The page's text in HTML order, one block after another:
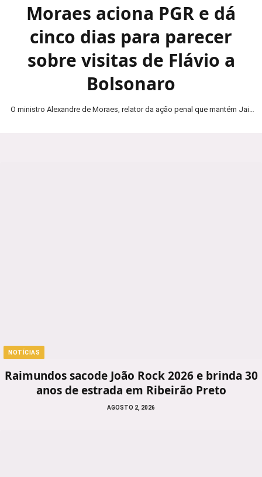
Moraes aciona PGR e dá
cinco dias para parecer
sobre visitas de Flávio a
Bolsonaro
O ministro Alexandre de Moraes, relator da ação penal que mantém Jair
NOTÍCIAS
Raimundos sacode João Rock 2026 e brinda 30
anos de estrada em Ribeirão Preto
AGOSTO 2, 2026